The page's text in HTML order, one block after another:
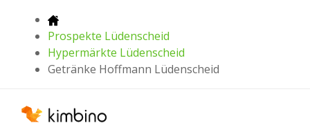
Prospekte Lüdenscheid
Hypermärkte Lüdenscheid
Getränke Hoffmann Lüdenscheid